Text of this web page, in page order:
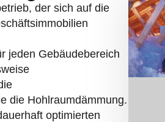
der sich auf die
jeden Gebäudebereich
die Hohlraumdämmung.
optimierten